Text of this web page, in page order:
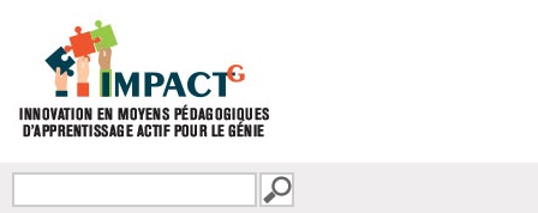
FORMULAIRE DE